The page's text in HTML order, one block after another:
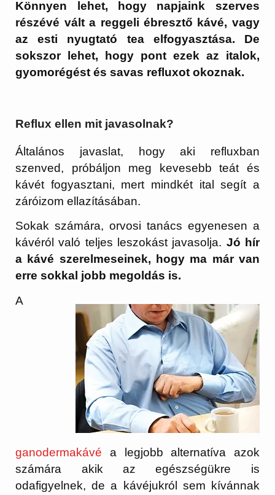
Könnyen lehet, hogy napjaink szerves
részévé vált a reggeli ébresztő kávé, vagy
az esti nyugtató tea elfogyasztása. De
sokszor lehet, hogy pont ezek az italok,
gyomorégést és savas refluxot okoznak.
Reflux ellen mit javasolnak?
Általános javaslat, hogy aki refluxban
szenved, próbáljon meg kevesebb teát és
kávét fogyasztani, mert mindkét ital segít a
záróizom ellazításában.
Sokak számára, orvosi tanács egyenesen a
kávéról való teljes leszokást javasolja. Jó hír
a kávé szerelmeseinek, hogy ma már van
erre sokkal jobb megoldás is.
A
ganodermakávé a legjobb alternatíva azok
számára akik az egészségükre is
odafigyelnek, de a kávéjukról sem kívánnak